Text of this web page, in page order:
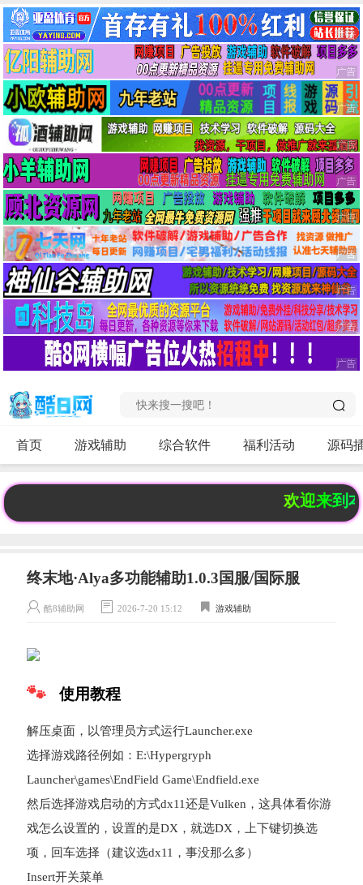
首页 游戏辅助 综合软件 福利活动 源码
欢迎来到本
终末地·Alya多功能辅助1.0.3国服/国际服
酷8辅助网 2026-7-20 15:12 游戏辅助
使用教程
解压桌面，以管理员方式运行Launcher.exe
选择游戏路径例如：E:\Hypergryph
Launcher\games\EndField Game\Endfield.exe
然后选择游戏启动的方式dx11还是Vulken，这具体看你游
戏怎么设置的，设置的是DX，就选DX，上下键切换选
项，回车选择（建议选dx11，事没那么多）
Insert开关菜单